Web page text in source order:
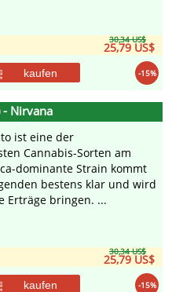
30,34 US$
25,79 US$
-15%
kaufen
- Nirvana
ist eine der
Cannabis-Sorten am
dominante Strain kommt
bestens klar und wird
Erträge bringen. ...
30,34 US$
25,79 US$
-15%
kaufen